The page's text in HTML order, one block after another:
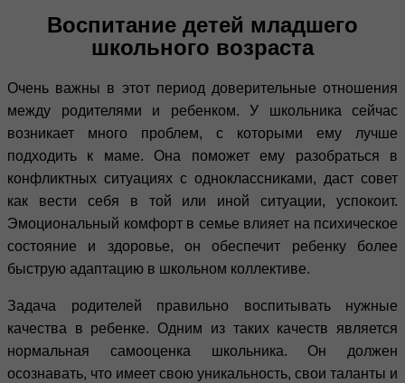
Воспитание детей младшего
школьного возраста
Очень важны в этот период доверительные отношения
между родителями и ребенком. У школьника сейчас
возникает много проблем, с которыми ему лучше
подходить к маме. Она поможет ему разобраться в
конфликтных ситуациях с одноклассниками, даст совет
как вести себя в той или иной ситуации, успокоит.
Эмоциональный комфорт в семье влияет на психическое
состояние и здоровье, он обеспечит ребенку более
быструю адаптацию в школьном коллективе.
Задача родителей правильно воспитывать нужные
качества в ребенке. Одним из таких качеств является
нормальная самооценка школьника. Он должен
осознавать, что имеет свою уникальность, свои таланты и